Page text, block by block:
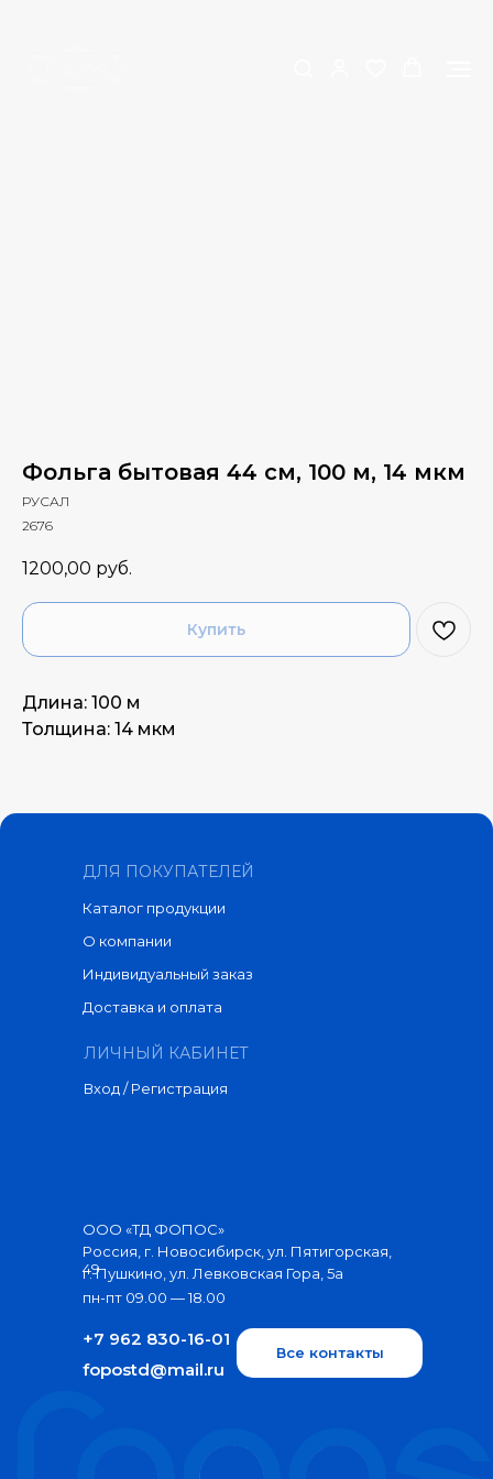
Фольга бытовая 44 см, 100 м, 14 мкм
РУСАЛ
2676
1200,00 руб.
Купить
Длина: 100 м
Толщина: 14 мкм
ДЛЯ ПОКУПАТЕЛЕЙ
Каталог продукции
Доставка и оплата
ЛИЧНЫЙ КАБИНЕТ
Вход / Регистрация
О компании
fopostd@mail.ru
+7 962 830-16-01
пн-пт 09.00 — 18.00
Индивидуальный заказ
Все контакты
Россия, г. Новосибирск, ул. Пятигорская,
49
г. Пушкино, ул. Левковская Гора, 5а
ООО «ТД ФОПОС»